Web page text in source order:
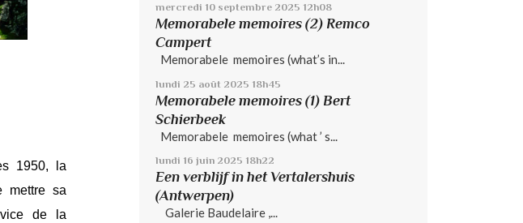
1950, la
mettre sa
de la
mercredi 10 septembre 2025 12h08
Memorabele memoires (2) Remco
Campert
Memorabele memoires (what’s in...
lundi 25 août 2025 18h45
Memorabele memoires (1) Bert
Schierbeek
Memorabele memoires (what ’ s...
lundi 16 juin 2025 18h22
Een verblijf in het Vertalershuis
(Antwerpen)
Galerie Baudelaire ,...